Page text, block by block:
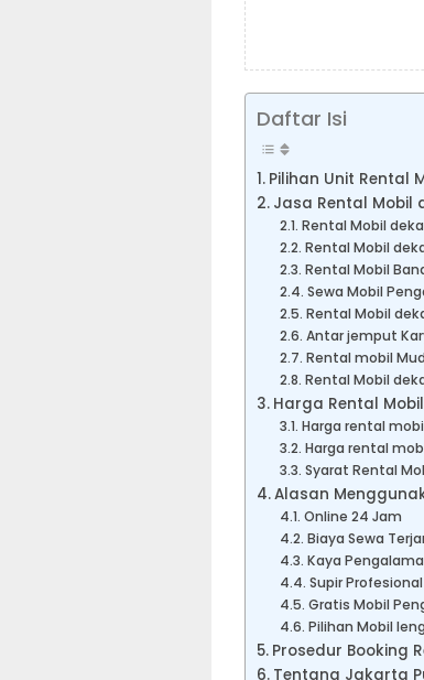
Daftar Isi
Pilihan Unit Rental
Jasa Rental Mobil
Rental Mobil
Rental Mobil
Rental Mobil
Sewa Mobil
Rental Mobil
Antar jemput
Rental mobil
Rental Mobil
Harga Rental
Harga rental
Harga rental
Syarat Rental
Alasan
Online 24 Jam
Biaya Sewa
Kaya
Supir Profesional
Gratis Mobil
Pilihan Mobil
Prosedur Booking
Tentang Jakarta